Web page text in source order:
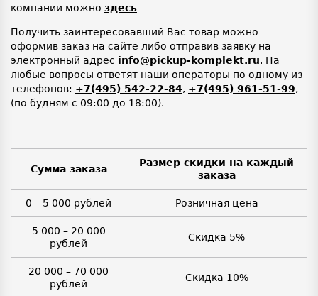
компании можно здесь
Получить заинтересовавший Вас товар можно
оформив заказ на сайте либо отправив заявку на
электронный адрес info@pickup-komplekt.ru. На
любые вопросы ответят наши операторы по одному из
телефонов: +7(495) 542-22-84, +7(495) 961-51-99,
(по будням с 09:00 до 18:00).
Сумма заказа
Размер скидки на каждый
заказа
0 – 5 000 рублей Розничная цена
5 000 – 20 000
рублей
Скидка 5%
20 000 – 70 000
рублей
Скидка 10%